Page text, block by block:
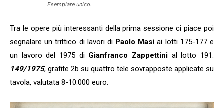
Esemplare unico.
Tra le opere più interessanti della prima sessione ci piace poi
segnalare un trittico di lavori di Paolo Masi ai lotti 175-177 e
un lavoro del 1975 di Gianfranco Zappettini al lotto 191:
149/1975, grafite 2b su quattro tele sovrapposte applicate su
tavola, valutata 8-10.000 euro.